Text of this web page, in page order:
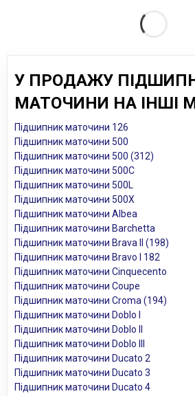
У ПРОДАЖУ
МАТОЧИНИ НА ІНШІ
Підшипник маточини 126
Підшипник маточини 500
Підшипник маточини 500 (312)
Підшипник маточини 500C
Підшипник маточини 500L
Підшипник маточини 500X
Підшипник маточини Albea
Підшипник маточини Barchetta
Підшипник маточини Brava II (198)
Підшипник маточини Bravo I 182
Підшипник маточини Cinquecento
Підшипник маточини Coupe
Підшипник маточини Croma (194)
Підшипник маточини Doblo I
Підшипник маточини Doblo II
Підшипник маточини Doblo III
Підшипник маточини Ducato 2
Підшипник маточини Ducato 3
Підшипник маточини Ducato 4